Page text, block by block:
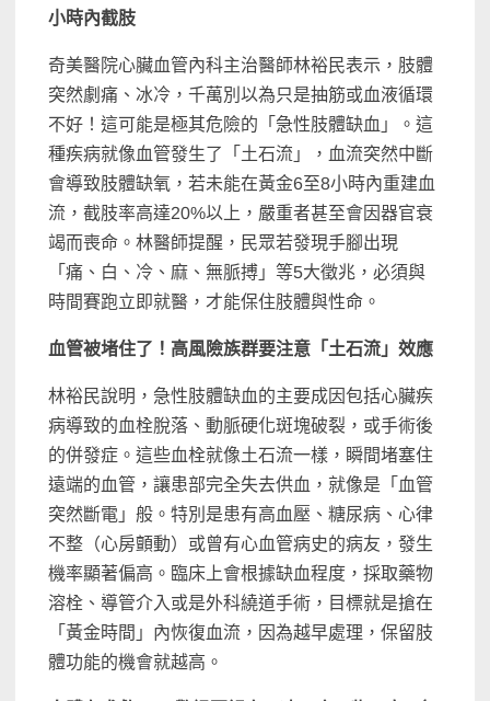
小時內截肢
奇美醫院心臟血管內科主治醫師林裕民表示，肢體
突然劇痛、冰冷，千萬別以為只是抽筋或血液循環
不好！這可能是極其危險的「急性肢體缺血」。這
種疾病就像血管發生了「土石流」，血流突然中斷
會導致肢體缺氧，若未能在黃金6至8小時內重建血
流，截肢率高達20%以上，嚴重者甚至會因器官衰
竭而喪命。林醫師提醒，民眾若發現手腳出現
「痛、白、冷、麻、無脈搏」等5大徵兆，必須與
時間賽跑立即就醫，才能保住肢體與性命。
血管被堵住了！高風險族群要注意「土石流」效應
林裕民說明，急性肢體缺血的主要成因包括心臟疾
病導致的血栓脫落、動脈硬化斑塊破裂，或手術後
的併發症。這些血栓就像土石流一樣，瞬間堵塞住
遠端的血管，讓患部完全失去供血，就像是「血管
突然斷電」般。特別是患有高血壓、糖尿病、心律
不整（心房顫動）或曾有心血管病史的病友，發生
機率顯著偏高。臨床上會根據缺血程度，採取藥物
溶栓、導管介入或是外科繞道手術，目標就是搶在
「黃金時間」內恢復血流，因為越早處理，保留肢
體功能的機會就越高。